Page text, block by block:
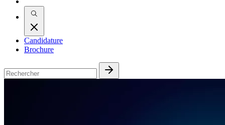
Candidature
Brochure